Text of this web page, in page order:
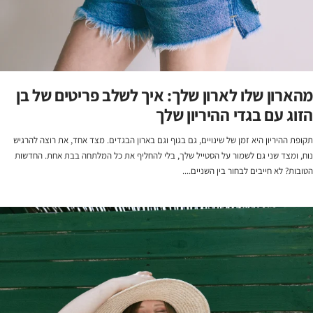
מהארון שלו לארון שלך: איך לשלב פריטים של בן
הזוג עם בגדי ההיריון שלך
תקופת ההיריון היא זמן של שינויים, גם בגוף וגם בארון הבגדים. מצד אחד, את רוצה להרגיש
נוח, ומצד שני גם לשמור על הסטייל שלך, בלי להחליף את כל המלתחה בבת אחת. החדשות
הטובות? לא חייבים לבחור בין השניים....